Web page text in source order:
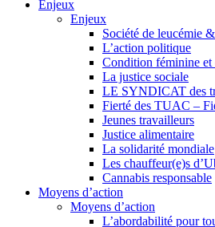
Enjeux
Enjeux
Société de leucémie
L’action politique
Condition féminine et
La justice sociale
LE SYNDICAT des
Fierté des TUAC –
Jeunes travailleurs
Justice alimentaire
La solidarité mondiale
Les chauffeur(e)s
Cannabis responsable
Moyens d’action
Moyens d’action
L’abordabilité pour